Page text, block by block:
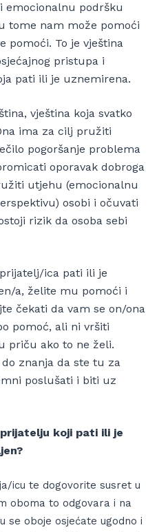
podršku
tome nam može pomoći
pomoći. To je vještina
pristupa i
pati ili je uznemirena.
vještina koja svatko
ima za cilj pružiti
pogoršanje problema
oporavak dobroga
utjehu (emocionalnu
osobi i očuvati
rizik da osoba sebi
ica pati ili je
a, želite mu pomoći i
čekati da vam se on/ona
pomoć, ali ni vršiti
priču ako to ne želi.
znanja da ste tu za
poslušati i biti uz
koji pati ili je
icu te dogovorite susret u
oboma to odgovara i na
se oboje osjećate ugodno i